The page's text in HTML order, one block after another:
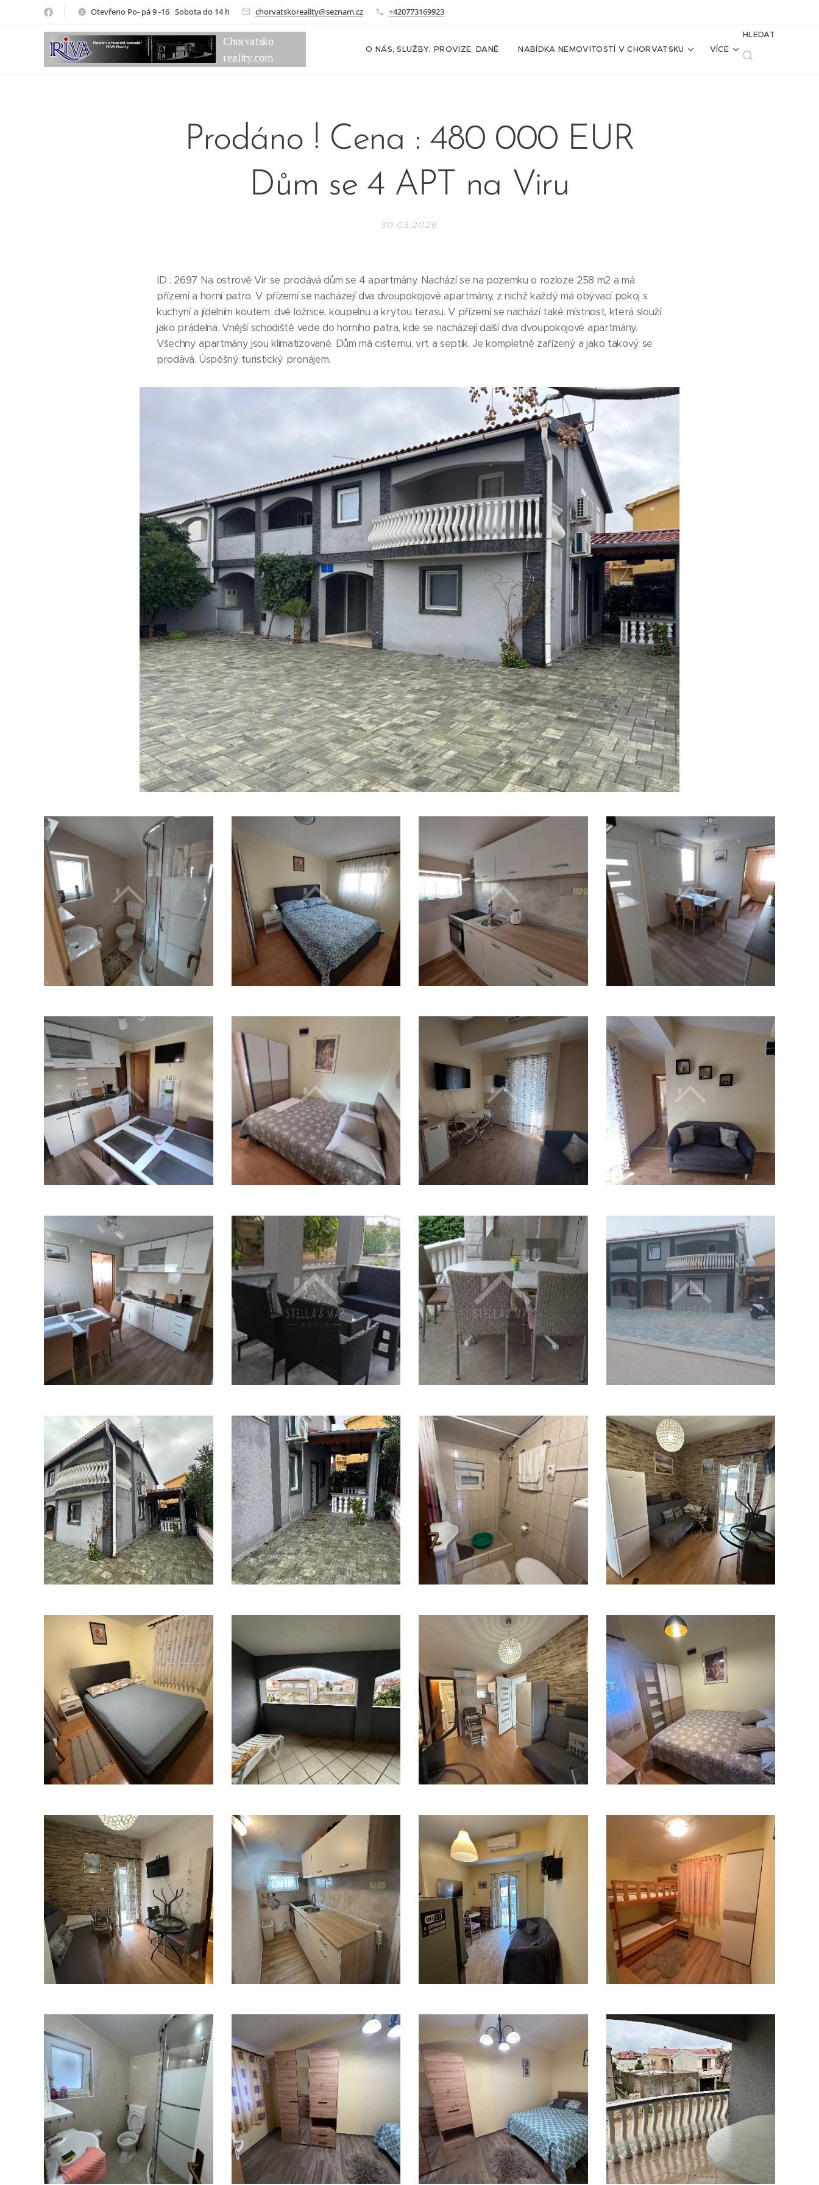
Otevřeno Po- pá 9 -16 Sobota do 14 h chorvatskoreality@seznam.cz +420773169923
Chorvatsko
reality.com
O NÁS, SLUŽBY, PROVIZE, DANĚ NABÍDKA NEMOVITOSTÍ V CHORVATSKU VÍCE
HLEDAT
Prodáno ! Cena : 480 000 EUR
Dům se 4 APT na Viru
30.03.2026
ID : 2697 Na ostrově Vir se prodává dům se 4 apartmány. Nachází se na pozemku o rozloze 258 m2 a má
přízemí a horní patro. V přízemí se nacházejí dva dvoupokojové apartmány, z nichž každý má obývací pokoj s
kuchyní a jídelním koutem, dvě ložnice, koupelnu a krytou terasu. V přízemí se nachází také místnost, která slouží
jako prádelna. Vnější schodiště vede do horního patra, kde se nacházejí další dva dvoupokojové apartmány.
Všechny apartmány jsou klimatizované. Dům má cisternu, vrt a septik. Je kompletně zařízený a jako takový se
prodává. Úspěšný turistický pronájem.